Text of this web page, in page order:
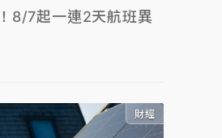
8/7起一連2天航班異
財經